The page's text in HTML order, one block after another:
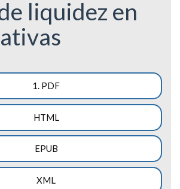
liquidez en
1. PDF
HTML
EPUB
XML